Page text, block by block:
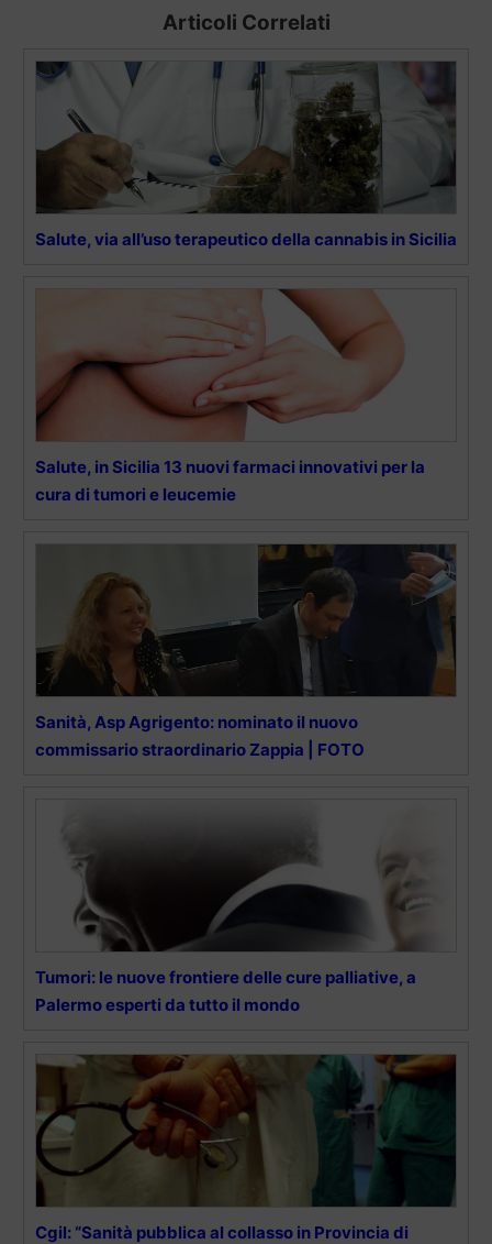
Articoli Correlati
Salute, via all’uso terapeutico della cannabis in Sicilia
Salute, in Sicilia 13 nuovi farmaci innovativi per la
cura di tumori e leucemie
Sanità, Asp Agrigento: nominato il nuovo
commissario straordinario Zappia | FOTO
Tumori: le nuove frontiere delle cure palliative, a
Palermo esperti da tutto il mondo
Cgil: “Sanità pubblica al collasso in Provincia di